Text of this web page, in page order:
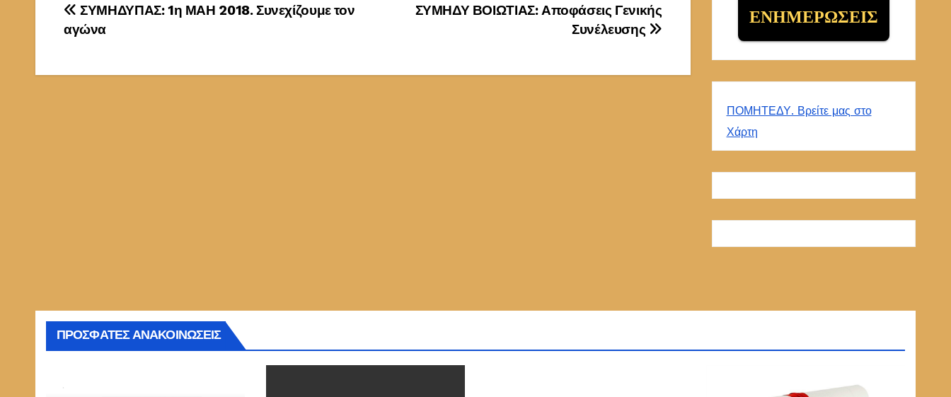
Πλοήγηση
άρθρων
ΣΥΜΗΔΥ ΒΟΙΩΤΙΑΣ: Αποφάσεις Γενικής
Συνέλευσης
ΣΥΜΗΔΥΠΑΣ: 1η ΜΑΗ 2018. Συνεχίζουμε τον
αγώνα
ΠΟΜΗΤΕΔΥ. Βρείτε μας στο
Χάρτη
ΠΡΟΣΦΑΤΕΣ ΑΝΑΚΟΙΝΩΣΕΙΣ